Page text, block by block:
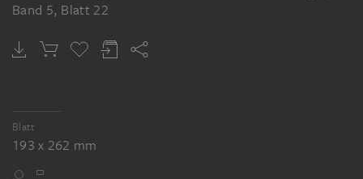
REFERENCE
Giotto di Bondone: Flucht nach Ägypten,
Fresko. San Francesco, Unterkirche, Assisi
Band 5, Blatt 22
Blatt
193 x 262 mm